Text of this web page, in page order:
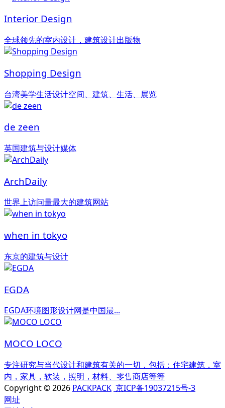
Interior Design
全球领先的室内设计，建筑设计出版物
Shopping Design
台湾美学生活设计空间、建筑、生活、展览
de zeen
英国建筑与设计媒体
ArchDaily
世界上访问量最大的建筑网站
when in tokyo
东京的建筑与设计
EGDA
EGDA环境图形设计网是中国最...
MOCO LOCO
专注研究与当代设计和建筑有关的一切，包括：住宅建筑，室
内，家具，软装，照明，材料、零售商店等等
Copyright © 2026 PACKPACK 京ICP备19037215号-3
网址